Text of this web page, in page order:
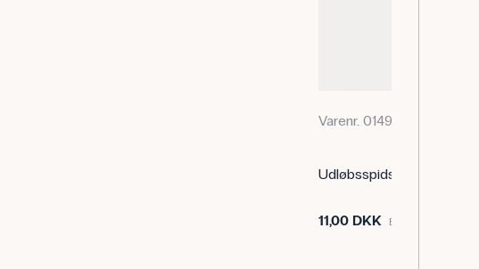
Varenr. 014915
Udløbsspids til burette
11,00 DKK Eksl. moms